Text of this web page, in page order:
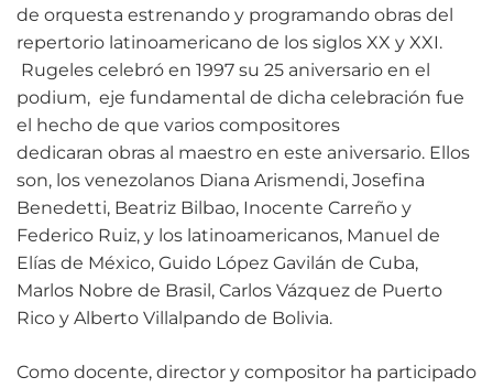
de orquesta estrenando y programando obras del
repertorio latinoamericano de los siglos XX y XXI.
Rugeles celebró en 1997 su 25 aniversario en el
podium, eje fundamental de dicha celebración fue
el hecho de que varios compositores
dedicaran obras al maestro en este aniversario. Ellos
son, los venezolanos Diana Arismendi, Josefina
Benedetti, Beatriz Bilbao, Inocente Carreño y
Federico Ruiz, y los latinoamericanos, Manuel de
Elías de México, Guido López Gavilán de Cuba,
Marlos Nobre de Brasil, Carlos Vázquez de Puerto
Rico y Alberto Villalpando de Bolivia.
Como docente, director y compositor ha participado